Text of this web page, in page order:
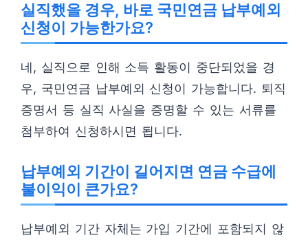
실직했을 경우, 바로 국민연금 납부예외
신청이 가능한가요?
네, 실직으로 인해 소득 활동이 중단되었을 경
우, 국민연금 납부예외 신청이 가능합니다. 퇴직
증명서 등 실직 사실을 증명할 수 있는 서류를
첨부하여 신청하시면 됩니다.
납부예외 기간이 길어지면 연금 수급에
불이익이 큰가요?
납부예외 기간 자체는 가입 기간에 포함되지 않